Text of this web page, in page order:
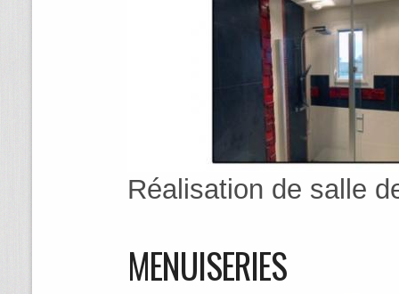
Réalisation de salle
MENUISERIES